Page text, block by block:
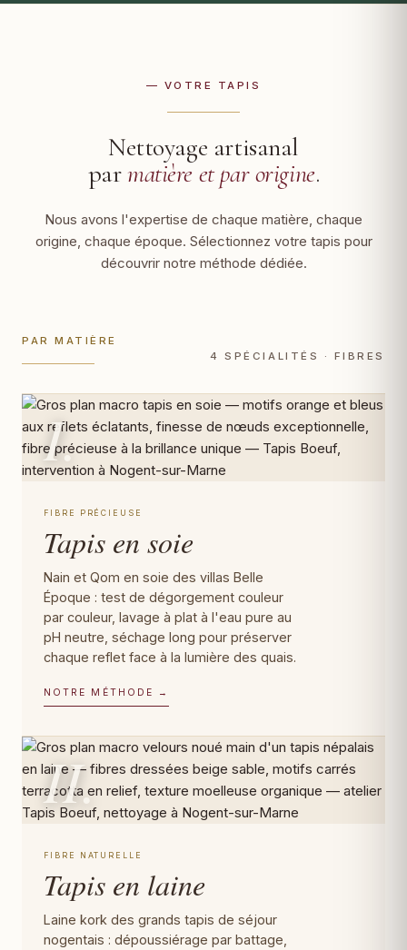
— VOTRE TAPIS
Nettoyage artisanal
parmatière et par origine.
Nous avons l'expertise de chaque matière, chaque
origine, chaque époque. Sélectionnez votre tapis pour
découvrir notre méthode dédiée.
PAR MATIÈRE
4 SPÉCIALITÉS · FIBRES
I.
FIBRE PRÉCIEUSE
Tapis en soie
Nain et Qom en soie des villas Belle
Époque : test de dégorgement couleur
par couleur, lavage à plat à l'eau pure au
pH neutre, séchage long pour préserver
chaque reflet face à la lumière des quais.
NOTRE MÉTHODE →
II.
FIBRE NATURELLE
Tapis en laine
Laine kork des grands tapis de séjour
nogentais : dépoussiérage par battage,